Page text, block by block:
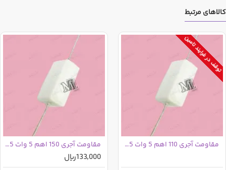
کالاهای مرتبط
توقف در فرایند تامین
مقاومت آجری 110 اهم 5 وات 5% | 110R مقاومت آجری 150 اهم 5 وات 5% | 150R
133,000ریال